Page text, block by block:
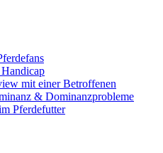
mit einer Betroffenen
& Dominanzprobleme
Pferdefutter